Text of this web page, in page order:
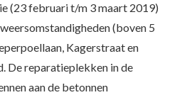
(23 februari t/m 3 maart 2019)
(boven 5
Kagerstraat en
De reparatieplekken in de
aan de betonnen